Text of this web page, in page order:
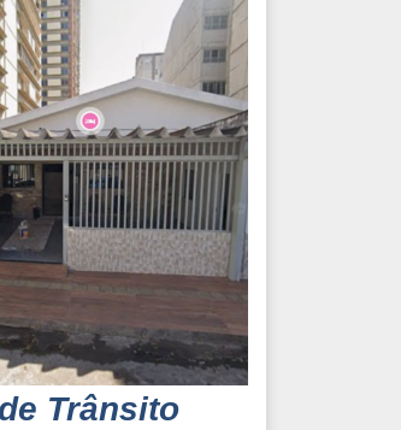
Trânsito